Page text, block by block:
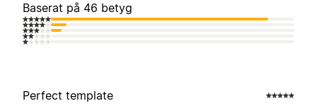
Baserat på 46 betyg
Perfect template